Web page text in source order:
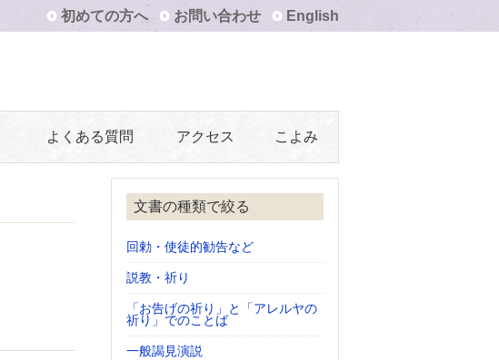
初めての方へ お問い合わせ English
よくある質問 アクセス こよみ
文書の種類で絞る
回勅・使徒的勧告など
説教・祈り
「お告げの祈り」と「アレルヤの
祈り」でのことば
一般謁見演説